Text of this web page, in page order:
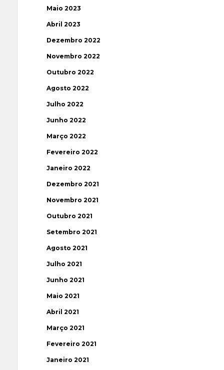
Maio 2023
Abril 2023
Dezembro 2022
Novembro 2022
Outubro 2022
Agosto 2022
Julho 2022
Junho 2022
Março 2022
Fevereiro 2022
Janeiro 2022
Dezembro 2021
Novembro 2021
Outubro 2021
Setembro 2021
Agosto 2021
Julho 2021
Junho 2021
Maio 2021
Abril 2021
Março 2021
Fevereiro 2021
Janeiro 2021